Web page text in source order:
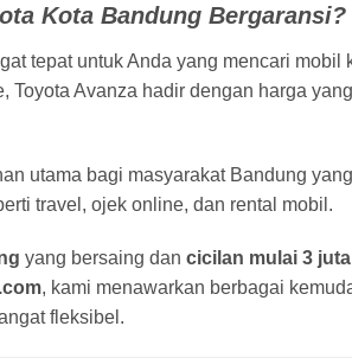
Kota Bandung Bergaransi?
tepat untuk Anda yang mencari
Toyota Avanza hadir dengan harga
utama bagi masyarakat Bandung
travel, ojek online, dan rental mobil.
yang bersaing dan cicilan mulai 3
, kami menawarkan berbagai
fleksibel.